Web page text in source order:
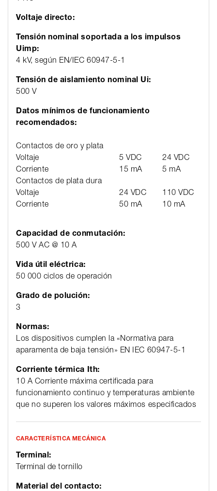
Voltaje directo:
Tensión nominal soportada a los impulsos
Uimp:
4 kV, según EN/IEC 60947-5-1
Tensión de aislamiento nominal Ui:
500 V
Datos mínimos de funcionamiento
recomendados:
Contactos de oro y plata
Voltaje
5 VDC 24 VDC
Corriente
15 mA 5 mA
Contactos de plata dura
Voltaje
24 VDC
110 VDC
Corriente
50 mA 10 mA
Capacidad de conmutación:
500 V AC @ 10 A
Vida útil eléctrica:
50 000 ciclos de operación
Grado de polución:
3
Normas:
Los dispositivos cumplen la «Normativa para
aparamenta de baja tensión» EN IEC 60947-5-1
Corriente térmica Ith:
10 A Corriente máxima certificada para
funcionamiento continuo y temperaturas ambiente
que no superen los valores máximos especificados
CARACTERÍSTICA MECÁNICA
Terminal:
Terminal de tornillo
Material del contacto: